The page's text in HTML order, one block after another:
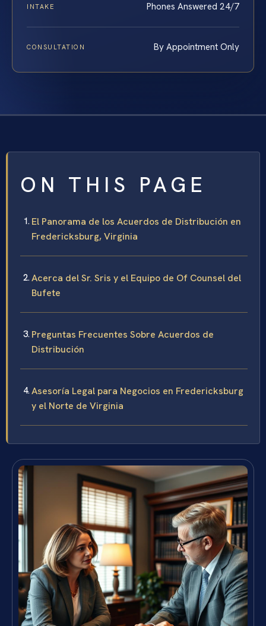
INTAKE Phones Answered 24/7
CONSULTATION By Appointment Only
ON THIS PAGE
El Panorama de los Acuerdos de Distribución en
Fredericksburg, Virginia
Acerca del Sr. Sris y el Equipo de Of Counsel del
Bufete
Preguntas Frecuentes Sobre Acuerdos de
Distribución
Asesoría Legal para Negocios en Fredericksburg
y el Norte de Virginia